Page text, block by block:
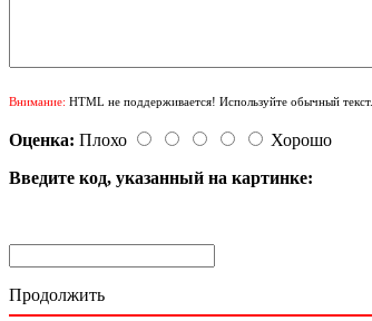
Внимание: HTML не поддерживается! Используйте обычный текст.
Оценка: Плохо
Хорошо
Введите код, указанный на картинке:
Продолжить